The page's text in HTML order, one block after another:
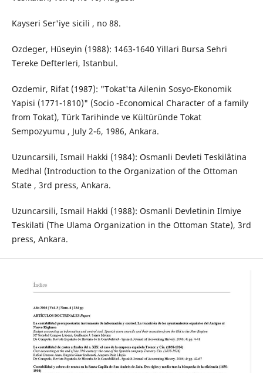
Kayseri Ser'iye sicili , no 88.
Ozdeger, Hüseyin (1988): 1463-1640 Yillari Bursa Sehri
Tereke Defterleri, Istanbul.
Ozdemir, Rifat (1987): "Tokat'ta Ailenin Sosyo-Ekonomik
Yapisi (1771-1810)" (Socio -Economical Character of a family
from Tokat), Türk Tarihinde ve Kültüründe Tokat
Sempozyumu , July 2-6, 1986, Ankara.
Uzuncarsili, Ismail Hakki (1984): Osmanli Devleti Teskilâtina
Medhal (Introduction to the Organization of the Ottoman
State , 3rd press, Ankara.
Uzuncarsili, Ismail Hakki (1988): Osmanli Devletinin Ilmiye
Teskilati (The Ulama Organization in the Ottoman State), 3rd
press, Ankara.